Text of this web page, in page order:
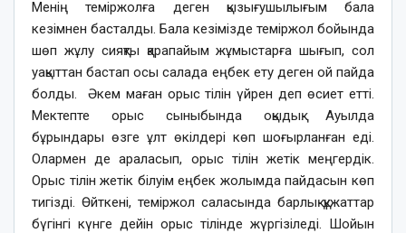
Менің теміржолға деген қызығушылығым бала
кезімнен басталды. Бала кезімізде теміржол бойында
шөп жұлу сияқты қарапайым жұмыстарға шығып, сол
уақыттан бастап осы салада еңбек ету деген ой пайда
болды. Әкем маған орыс тілін үйрен деп өсиет етті.
Мектепте орыс сыныбында оқыдық. Ауылда
бұрындары өзге ұлт өкілдері көп шоғырланған еді.
Олармен де араласып, орыс тілін жетік меңгердік.
Орыс тілін жетік білуім еңбек жолымда пайдасын көп
тигізді. Өйткені, теміржол саласында барлық құжаттар
бүгінгі күнге дейін орыс тілінде жүргізіледі. Шойын